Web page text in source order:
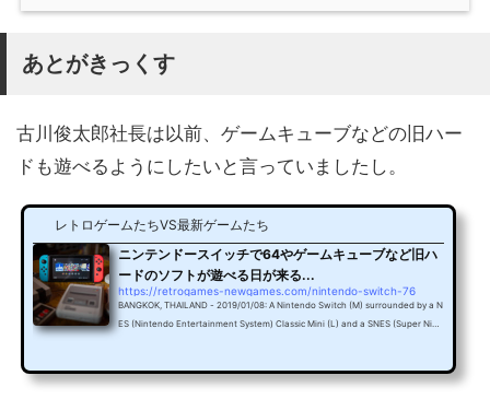
あとがきっくす
古川俊太郎社長は以前、ゲームキューブなどの旧ハー
ドも遊べるようにしたいと言っていましたし。
レトロゲームたちVS最新ゲームたち
ニンテンドースイッチで64やゲームキューブなど旧ハ
ードのソフトが遊べる日が来る...
https://retrogames-newgames.com/nintendo-switch-76
BANGKOK, THAILAND - 2019/01/08: A Nintendo Switch (M) surrounded by a N
ES (Nintendo Entertainment System) Classic Mini (L) and a SNES (Super Nint